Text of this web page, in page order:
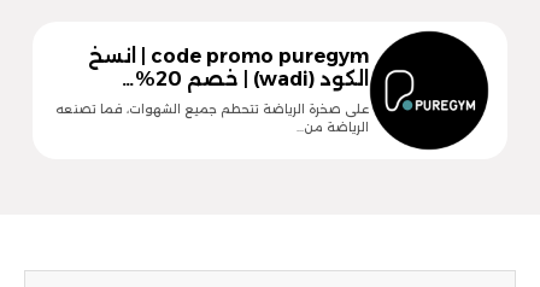
code promo puregym | انسخ
الكود (wadi) | خصم 20%…
على صخرة الرياضة تتحطم جميع الشهوات، فما تصنعه
الرياضة من…